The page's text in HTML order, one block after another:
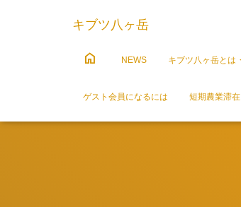
キブツ八ヶ岳
home NEWS キブツ八ヶ岳とは
ゲスト会員になるには 短期農業滞在